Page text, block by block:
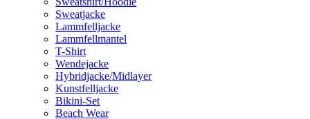
Sweatjacke
Lammfelljacke
Lammfellmantel
T-Shirt
Wendejacke
Hybridjacke/Midlayer
Kunstfelljacke
Bikini-Set
Beach Wear